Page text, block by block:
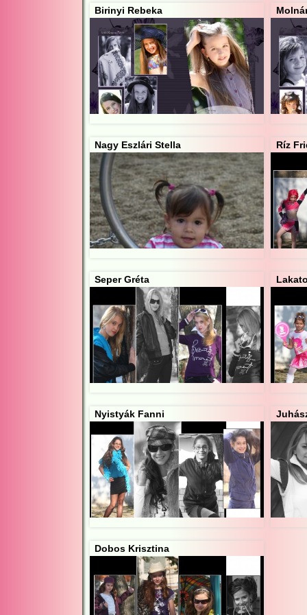
Birinyi Rebeka
Nagy Eszlári Stella Ríz
Seper Gréta
Nyistyák Fanni
Dobos Krisztina